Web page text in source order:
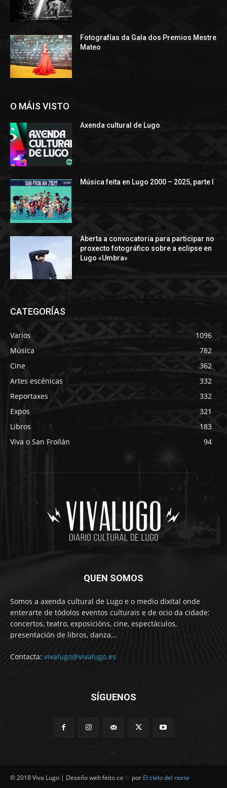
Fotografías da Gala dos Premios Mestre
Mateo
O MÁIS VISTO
Axenda cultural de Lugo
Música feita en Lugo 2000 – 2025, parte I
Aberta a convocatoria para participar no
proxecto fotográfico sobre a eclipse en
Lugo «Umbra»
CATEGORÍAS
Varios
1096
Música
782
Cine
362
Artes escénicas
332
Reportaxes
332
Expos
321
Libros
183
Viva o San Froilán
94
QUEN SOMOS
Somos a axenda cultural de Lugo e o medio dixital onde
enterarte de tódolos eventos culturais e de ocio da cidade:
concertos, teatro, exposicións, cine, espectáculos,
presentación de libros, danza…
Contacta: vivalugo@vivalugo.es
SÍGUENOS
© 2018 Viva Lugo | Deseño web feito co ♡ por El cielo del norte